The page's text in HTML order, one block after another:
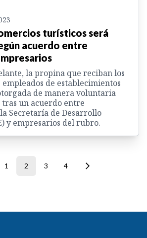
turísticos será
acuerdo entre
la propina que reciban los
de establecimientos
de manera voluntaria
un acuerdo entre
Secretaría de Desarrollo
y empresarios del rubro.
1 2 3 4